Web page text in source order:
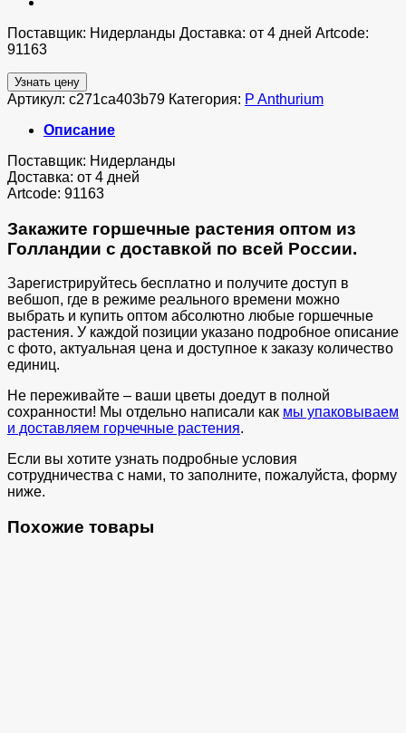
Поставщик: Нидерланды Доставка: от 4 дней Artcode:
91163
Узнать цену
Артикул: c271ca403b79 Категория: P Anthurium
Описание
Поставщик: Нидерланды
Доставка: от 4 дней
Artcode: 91163
Закажите горшечные растения оптом из
Голландии с доставкой по всей России.
Зарегистрируйтесь бесплатно и получите доступ в
вебшоп, где в режиме реального времени можно
выбрать и купить оптом абсолютно любые горшечные
растения. У каждой позиции указано подробное описание
с фото, актуальная цена и доступное к заказу количество
единиц.
Не переживайте – ваши цветы доедут в полной
сохранности! Мы отдельно написали как мы упаковываем
и доставляем горчечные растения.
Если вы хотите узнать подробные условия
сотрудничества с нами, то заполните, пожалуйста, форму
ниже.
Похожие товары